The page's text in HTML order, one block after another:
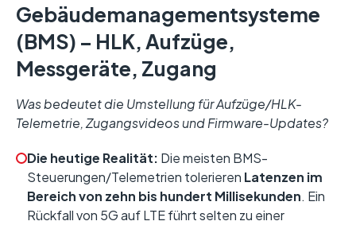
Gebäudemanagementsysteme
(BMS) – HLK, Aufzüge,
Messgeräte, Zugang
Was bedeutet die Umstellung für Aufzüge/HLK-
Telemetrie, Zugangsvideos und Firmware-Updates?
Die heutige Realität: Die meisten BMS-
Steuerungen/Telemetrien tolerieren Latenzen im
Bereich von zehn bis hundert Millisekunden. Ein
Rückfall von 5G auf LTE führt selten zu einer